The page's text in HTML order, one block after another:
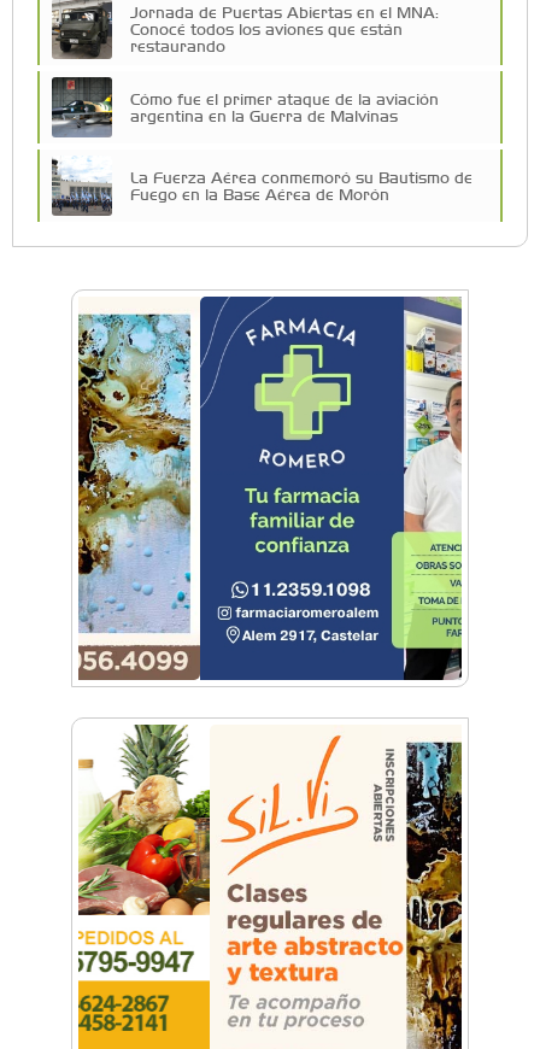
Jornada de Puertas Abiertas en el MNA:
Conocé todos los aviones que están
restaurando
Cómo fue el primer ataque de la aviación
argentina en la Guerra de Malvinas
La Fuerza Aérea conmemoró su Bautismo de
Fuego en la Base Aérea de Morón
El Museo Nacional de Aeronáutica recordó la
Guerra de Malvinas con una visita guiada
especial
Morón: Conocé los aviones que combatieron
en la Guerra de Malvinas
Cielos Abiertos: Morón fue sede del evento que
impulsa la inclusión de la mujer en la aviación
Festival aéreo: El cielo de General Rodríguez se
llenó de aviones
Festival aéreo: llega la Convención en Vuelo de
aviones experimentales
Hangar Zero: Conocé el primer museo
aeronáutico privado del país
Conocé a la Escuadrilla Histórica que opera
desde la Base de Morón